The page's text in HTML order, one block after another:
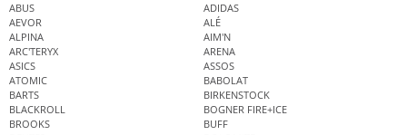
ABUS
ADIDAS
AEVOR
ALÉ
ALPINA
AIM'N
ARC'TERYX
ARENA
ASICS
ASSOS
ATOMIC
BABOLAT
BARTS
BIRKENSTOCK
BLACKROLL
BOGNER FIRE+ICE
BROOKS
BUFF